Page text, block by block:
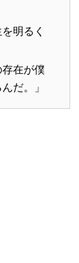
明るく
存在が僕
だ。」